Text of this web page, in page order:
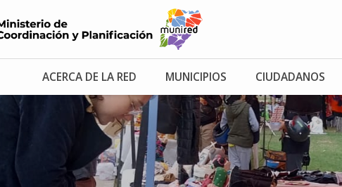
ACERCA DE LA RED MUNICIPIOS CIUDADANOS